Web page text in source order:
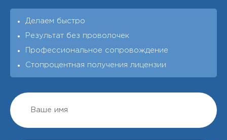
Делаем быстро
Результат без проволочек
Профессиональное сопровождение
Стопроцентная получения лицензии